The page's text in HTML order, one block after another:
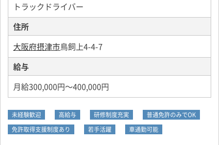
トラックドライバー
住所
大阪府摂津市鳥飼上4-4-7
給与
月給300,000円～400,000円
未経験歓迎 高給与 研修制度充実
普通免許のみでOK
免許取得支援制度あり
若手活躍 車通勤可能